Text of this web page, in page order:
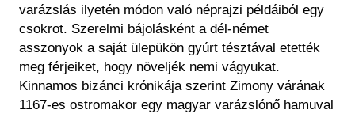
varázslás ilyetén módon való néprajzi példáiból egy
csokrot. Szerelmi bájolásként a dél-német
asszonyok a saját ülepükön gyúrt tésztával etették
meg férjeiket, hogy növeljék nemi vágyukat.
Kinnamos bizánci krónikája szerint Zimony várának
1167-es ostromakor egy magyar varázslónő hamuval